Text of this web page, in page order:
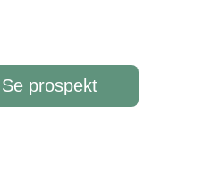
Se prospekt